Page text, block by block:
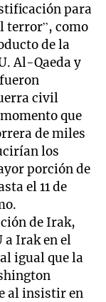
para
terror”, como
de la
Al-Qaeda y
civil
que
de miles
los
porción de
el 11 de
de Irak,
a Irak en el
igual que la
al insistir en